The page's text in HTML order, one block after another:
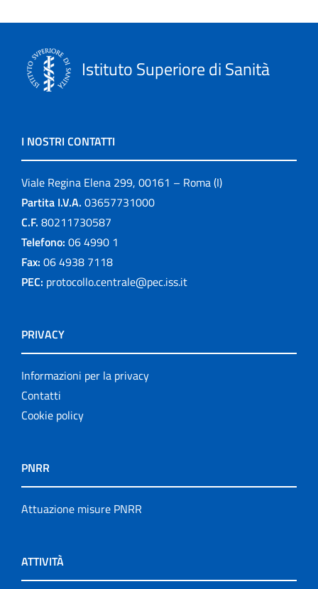
Istituto Superiore di Sanità
I NOSTRI CONTATTI
Viale Regina Elena 299, 00161 – Roma (I)
Partita I.V.A. 03657731000
C.F. 80211730587
Telefono: 06 4990 1
Fax: 06 4938 7118
PEC: protocollo.centrale@pec.iss.it
PRIVACY
Informazioni per la privacy
Contatti
Cookie policy
PNRR
Attuazione misure PNRR
ATTIVITÀ